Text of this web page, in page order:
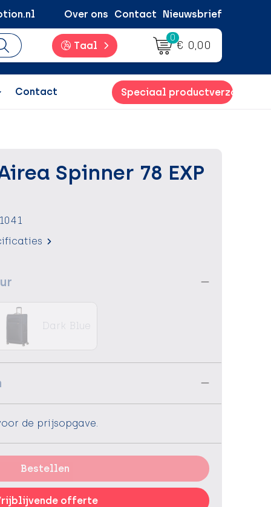
Over ons Contact Nieuwsbrief
Taal
0
€ 0,00
Contact Speciaal productverzoek
Spinner 78 EXP
Dark Blue
de prijsopgave.
Bestellen
offerte